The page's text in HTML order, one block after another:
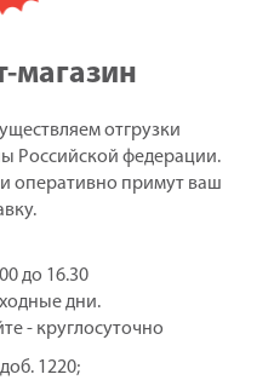
магазин
отгрузки
Российской федерации.
оперативно примут ваш
до 16.30
дни.
- круглосуточно
1220;